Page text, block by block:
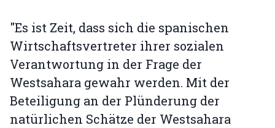
"Es ist Zeit, dass sich die spanischen
Wirtschaftsvertreter ihrer sozialen
Verantwortung in der Frage der
Westsahara gewahr werden. Mit der
Beteiligung an der Plünderung der
natürlichen Schätze der Westsahara